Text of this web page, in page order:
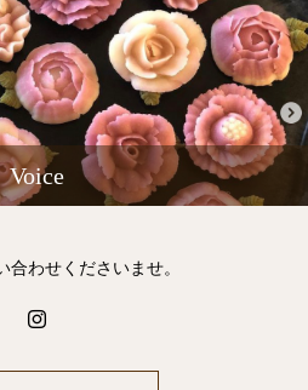
Voice
合わせくださいませ。